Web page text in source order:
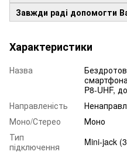
Завжди раді допомогти
Характеристики
Назва
P8-UHF,
Направленість
Моно/Стерео
Моно
Тип
підключення
Mini-jack